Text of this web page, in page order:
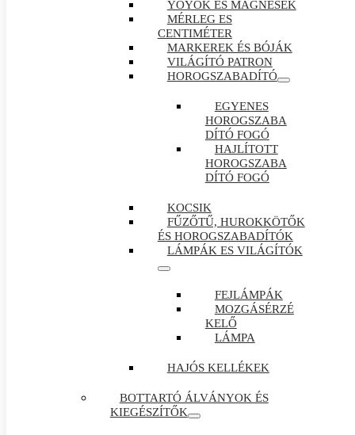
YOYÓK ÉS MÁGNESEK
MÉRLEG ES
CENTIMÉTER
MARKEREK ÉS BÓJÁK
VILÁGÍTÓ PATRON
HOROGSZABADÍTÓ
EGYENES
HOROGSZABA
DÍTÓ FOGÓ
HAJLÍTOTT
HOROGSZABA
DÍTÓ FOGÓ
KOCSIK
FŰZŐTŰ, HUROKKÖTŐK
ÉS HOROGSZABADÍTÓK
LÁMPÁK ES VILÁGÍTÓK
FEJLÁMPÁK
MOZGÁSÉRZÉ
KELŐ
LÁMPA
HAJÓS KELLÉKEK
BOTTARTÓ ÁLVÁNYOK ÉS
KIEGÉSZÍTŐK